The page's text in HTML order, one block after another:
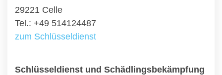
29221 Celle
Tel.: +49 514124487
zum Schlüsseldienst
Schlüsseldienst und Schädlingsbekämpfung